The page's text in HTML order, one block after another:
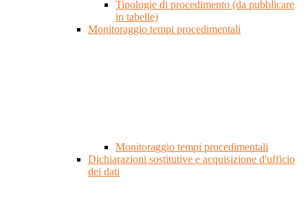
Tipologie di procedimento (da pubblicare
in tabelle)
Monitoraggio tempi procedimentali
Monitoraggio tempi procedimentali
Dichiarazioni sostitutive e acquisizione d'ufficio
dei dati